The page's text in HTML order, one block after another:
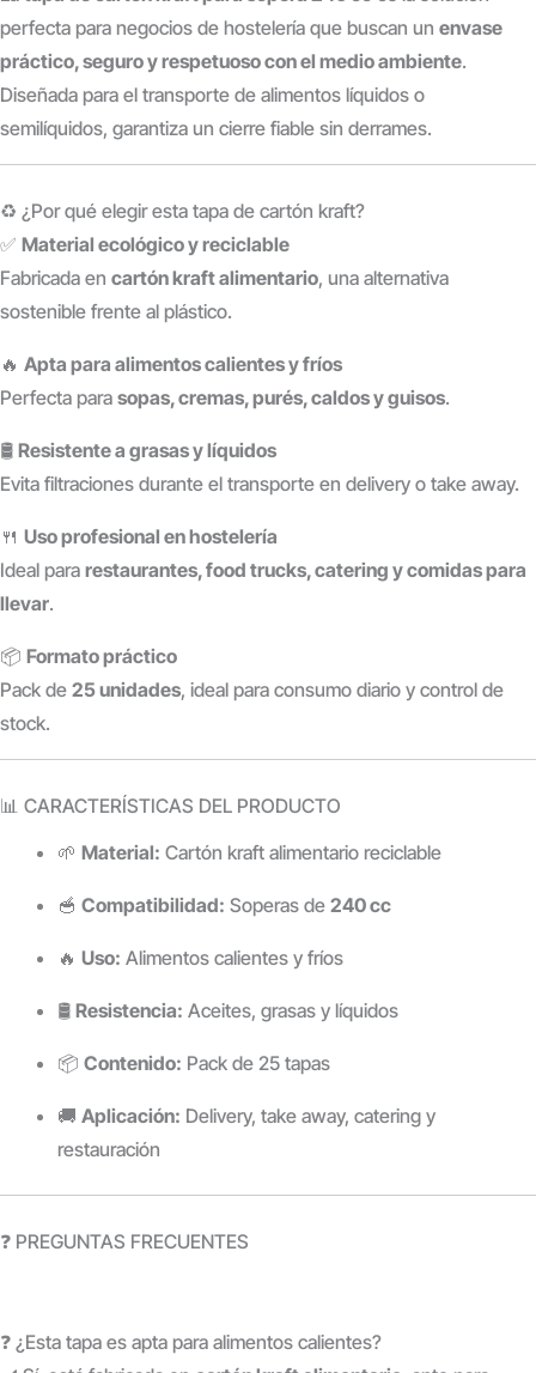
perfecta para negocios de hostelería que buscan un envase
práctico, seguro y respetuoso con el medio ambiente.
Diseñada para el transporte de alimentos líquidos o
semilíquidos, garantiza un cierre fiable sin derrames.
♻️ ¿Por qué elegir esta tapa de cartón kraft?
✅ Material ecológico y reciclable
Fabricada en cartón kraft alimentario, una alternativa
sostenible frente al plástico.
🔥 Apta para alimentos calientes y fríos
Perfecta para sopas, cremas, purés, caldos y guisos.
🛢️ Resistente a grasas y líquidos
Evita filtraciones durante el transporte en delivery o take away.
🍴 Uso profesional en hostelería
Ideal para restaurantes, food trucks, catering y comidas para
llevar.
📦 Formato práctico
Pack de 25 unidades, ideal para consumo diario y control de
stock.
📊 CARACTERÍSTICAS DEL PRODUCTO
🌱 Material: Cartón kraft alimentario reciclable
🥣 Compatibilidad: Soperas de 240 cc
🔥 Uso: Alimentos calientes y fríos
🛢️ Resistencia: Aceites, grasas y líquidos
📦 Contenido: Pack de 25 tapas
🚚 Aplicación: Delivery, take away, catering y
restauración
❓ PREGUNTAS FRECUENTES
❓ ¿Esta tapa es apta para alimentos calientes?